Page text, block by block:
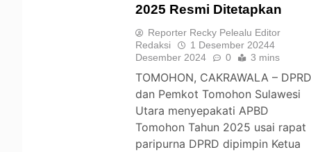
2025 Resmi Ditetapkan
Reporter Recky Pelealu Editor
Redaksi
1 Desember 20244
Desember 2024
0 3 mins
TOMOHON, CAKRAWALA –
dan Pemkot Tomohon Sulawesi
Utara menyepakati APBD
Tomohon Tahun 2025 usai rapat
paripurna DPRD dipimpin Ketua